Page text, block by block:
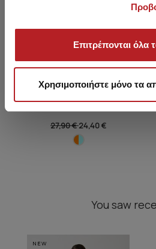
Επιτρέπονται όλα
Χρησιμοποιήστε μόνο τα
27,90 €24,40 €
You saw
NEW